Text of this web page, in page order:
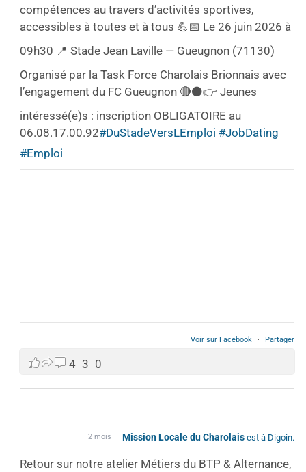
compétences au travers d’activités sportives,
accessibles à toutes et à tous 💪 📅 Le 26 juin 2026 à
09h30 📍 Stade Jean Laville — Gueugnon (71130)
Organisé par la Task Force Charolais Brionnais avec
l’engagement du FC Gueugnon 🔴⚫👉 Jeunes
intéressé(e)s : inscription OBLIGATOIRE au
06.08.17.00.92#DuStadeVersLEmploi #JobDating
#Emploi
Voir sur Facebook · Partager
4 3 0
Mission Locale du Charolaisest à Digoin.
2 mois
Retour sur notre atelier Métiers du BTP & Alternance,